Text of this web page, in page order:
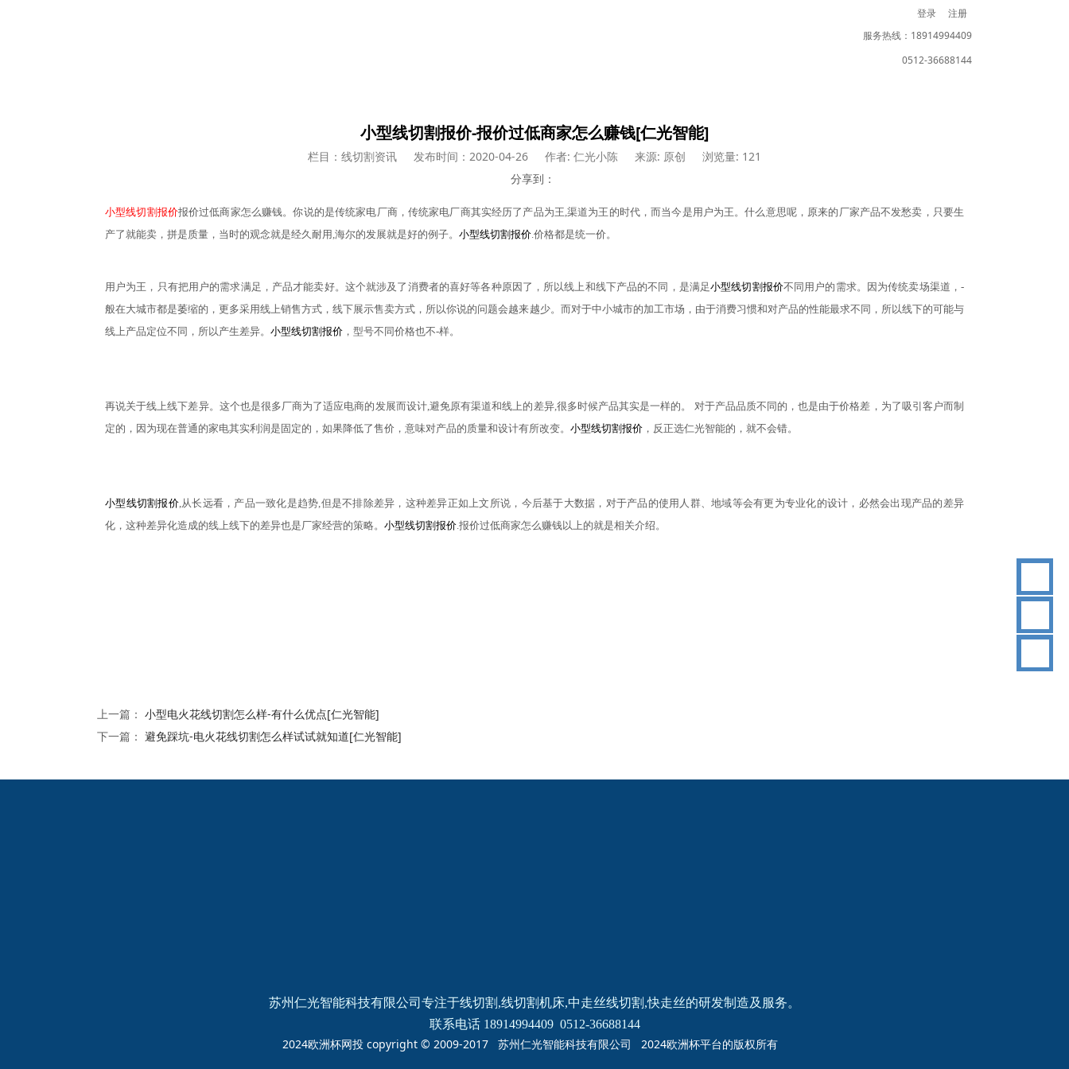
登录
注册
服务热线：18914994409
0512-36688144
小型线切割报价-报价过低商家怎么赚钱[仁光智能]
栏目：线切割资讯 发布时间：2020-04-26 作者: 仁光小陈 来源: 原创
浏览量: 121
分享到：
小型线切割报价报价过低商家怎么赚钱。你说的是传统家电厂商，传统家电厂商其实经历了产品为王,渠道为王的时代，而当今是用户为王。什么意思呢，原来的厂家产品不发愁卖，只要生
产了就能卖，拼是质量，当时的观念就是经久耐用,海尔的发展就是好的例子。 小型线切割报价.价格都是统一价。
用户为王，只有把用户的需求满足，产品才能卖好。这个就涉及了消费者的喜好等各种原因了，所以线上和线下产品的不同，是满足小型线切割报价不同用户的需求。因为传统卖场渠道，-
般在大城市都是萎缩的，更多采用线上销售方式，线下展示售卖方式，所以你说的问题会越来越少。而对于中小城市的加工市场 ，由于消费习惯和对产品的性能最求不同，所以线下的可能与
线上产品定位不同，所以产生差异。 小型线切割报价 ，型号不同价格也不-样。
再说关于线上线下差异。这个也是很多厂商为了适应电商的发展而设计,避免原有渠道和线上的差异,很多时候产品其实是一样的。 对于产品品质不同的，也是由于价格差，为了吸引客户而制
定的，因为现在普通的家电其实利润是固定的，如果降低了售价，意味对产品的质量和设计有所改变。 小型线切割报价 ，反正选仁光智能的，就不会错。
小型线切割报价,从长远看，产品一致化是趋势,但是不排除差异，这种差异正如上文所说，今后基于大数据，对于产品的使用人群、地域等会有更为专业化的设计，必然会出现产品的差异
化，这种差异化造成的线上线下的差异也是厂家经营的策略。 小型线切割报价.报价过低商家怎么赚钱以上的就是相关介绍。
上一篇： 小型电火花线切割怎么样-有什么优点[仁光智能]
下一篇： 避免踩坑-电火花线切割怎么样试试就知道[仁光智能]
苏州仁光智能科技有限公司专注于线切割,线切割机床,中走丝线切割,快走丝的研发制造及服务。
联系电话 18914994409  0512-36688144
2024欧洲杯网投 copyright © 2009-2017 苏州仁光智能科技有限公司 2024欧洲杯平台的版权所有